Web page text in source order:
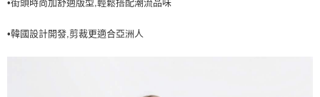
每筆NT$60，滿NT$499(含以上)免運費
•街頭時尚加舒適版型,輕鬆搭配潮流品味
•韓國設計開發,剪裁更適合亞洲人